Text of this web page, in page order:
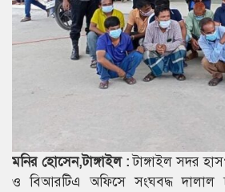
মনির হোসেন,টাঙ্গাইল :টাঙ্গাইল সদর
ও বিআরটিএ অফিসে সংঘবদ্ধ দালাল